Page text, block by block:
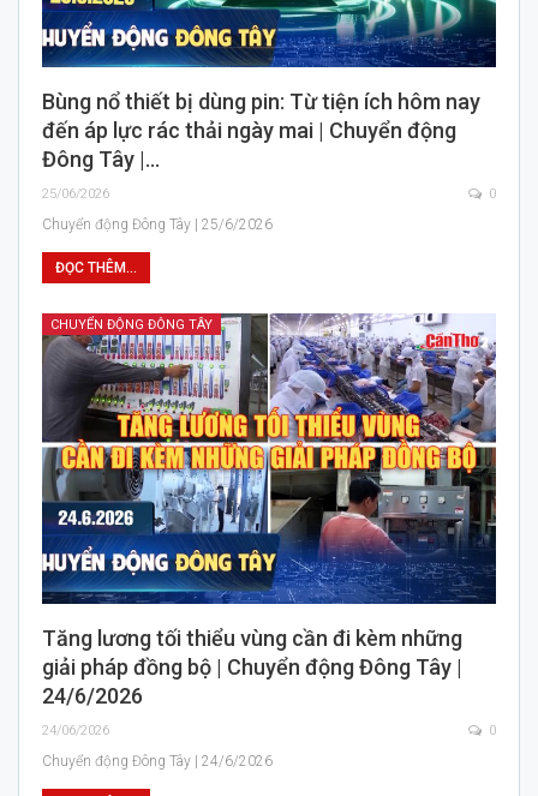
Bùng nổ thiết bị dùng pin: Từ tiện ích hôm nay
đến áp lực rác thải ngày mai | Chuyển động
Đông Tây |…
25/06/2026 0
Chuyển động Đông Tây | 25/6/2026
ĐỌC THÊM...
CHUYỂN ĐỘNG ĐÔNG TÂY
Tăng lương tối thiểu vùng cần đi kèm những
giải pháp đồng bộ | Chuyển động Đông Tây |
24/6/2026
24/06/2026 0
Chuyển động Đông Tây | 24/6/2026